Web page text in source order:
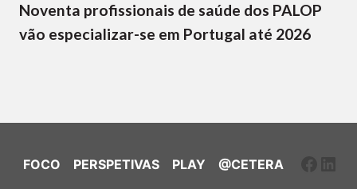
Noventa profissionais de saúde dos PALOP
vão especializar-se em Portugal até 2026
FOCO PERSPETIVAS PLAY @CETERA